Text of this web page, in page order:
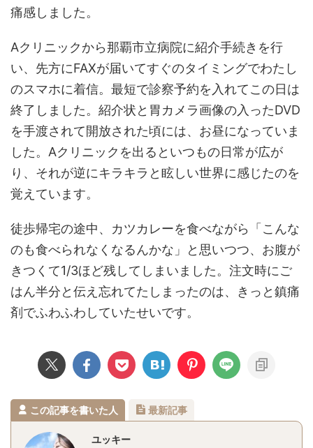
痛感しました。
Aクリニックから那覇市立病院に紹介手続きを行
い、先方にFAXが届いてすぐのタイミングでわたし
のスマホに着信。最短で診察予約を入れてこの日は
終了しました。紹介状と胃カメラ画像の入ったDVD
を手渡されて開放された頃には、お昼になっていま
した。Aクリニックを出るといつもの日常が広が
り、それが逆にキラキラと眩しい世界に感じたのを
覚えています。
徒歩帰宅の途中、カツカレーを食べながら「こんな
のも食べられなくなるんかな」と思いつつ、お腹が
きつくて1/3ほど残してしまいました。注文時にご
はん半分と伝え忘れてたしまったのは、きっと鎮痛
剤でふわふわしていたせいです。
この記事を書いた人 最新記事
ユッキー